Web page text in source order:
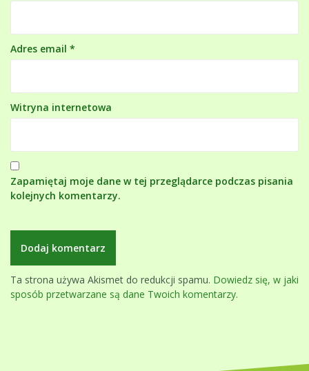
Adres email *
Witryna internetowa
Zapamiętaj moje dane w tej przeglądarce podczas pisania
kolejnych komentarzy.
Ta strona używa Akismet do redukcji spamu. Dowiedz się, w jaki
sposób przetwarzane są dane Twoich komentarzy.